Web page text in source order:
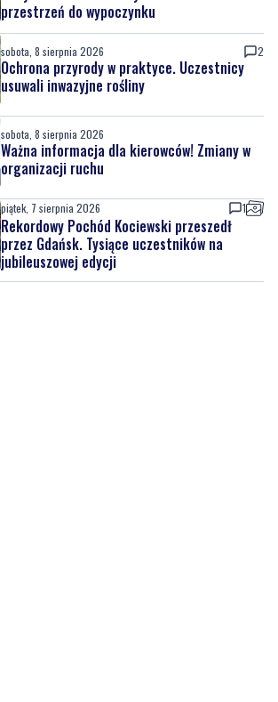
przestrzeń do wypoczynku
sobota, 8 sierpnia 2026 2
Ochrona przyrody w praktyce. Uczestnicy
usuwali inwazyjne rośliny
sobota, 8 sierpnia 2026
Ważna informacja dla kierowców! Zmiany w
organizacji ruchu
piątek, 7 sierpnia 2026 1
Rekordowy Pochód Kociewski przeszedł
przez Gdańsk. Tysiące uczestników na
jubileuszowej edycji